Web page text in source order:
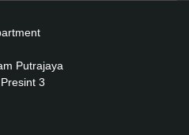
Putrajaya
3